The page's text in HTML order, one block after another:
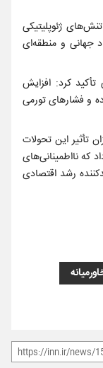
ژئوپلیتیکی
جهانی و منطقه‌ای
تأکید کرد: افزایش
و فشار‌های تورمی
تأثیر این تحولات
که نااطمینانی‌های
رشد اقتصادی